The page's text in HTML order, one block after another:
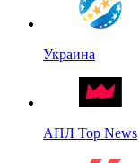
Украина
АПЛ Top News